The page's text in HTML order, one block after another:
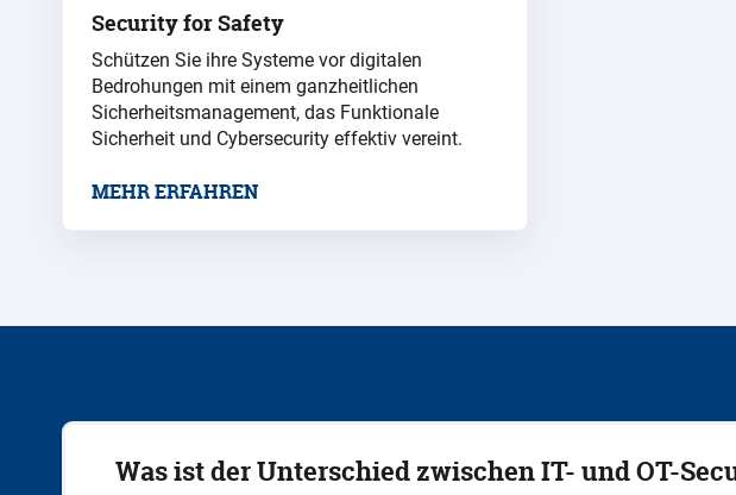
Security for Safety
Schützen Sie ihre Systeme vor digitalen
Bedrohungen mit einem ganzheitlichen
Sicherheitsmanagement, das Funktionale
Sicherheit und Cybersecurity effektiv vereint.
MEHR ERFAHREN
Was ist der Unterschied zwischen IT- und OT-